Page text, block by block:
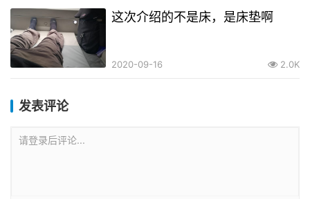
这次介绍的不是床，是床垫啊
2020-09-16 2.0K
发表评论
请登录后评论...